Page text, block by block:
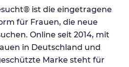
ist die eingetragene
für Frauen, die neue
Online seit 2014, mit
in Deutschland und
Marke steht für